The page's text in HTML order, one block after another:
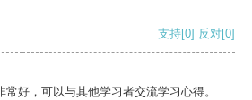
支持[0] 反对[0]
好，可以与其他学习者交流学习心得。